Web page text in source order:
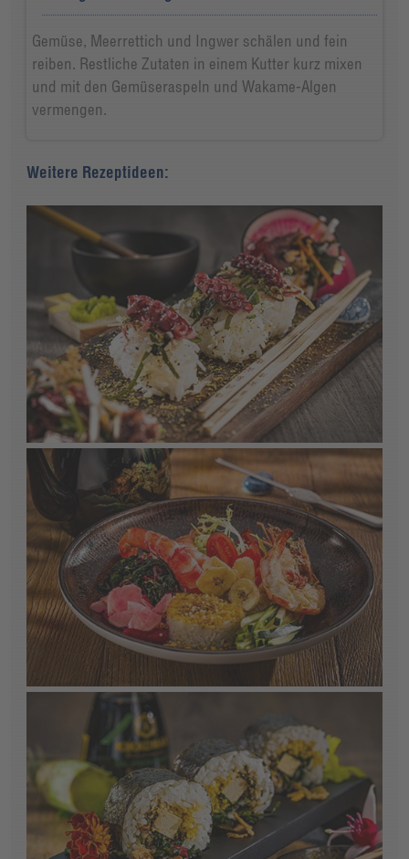
Gemüse, Meerrettich und Ingwer schälen und fein
reiben. Restliche Zutaten in einem Kutter kurz mixen
und mit den Gemüseraspeln und Wakame-Algen
vermengen.
Weitere Rezeptideen: